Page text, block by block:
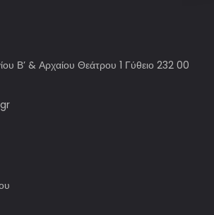
Β’ & Αρχαίου Θεάτρου 1 Γύθειο 232 00